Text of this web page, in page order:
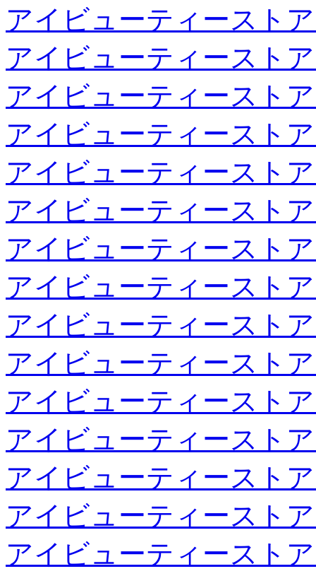
アイビューティースト
アイビューティースト
アイビューティースト
アイビューティースト
アイビューティースト
アイビューティースト
アイビューティースト
アイビューティースト
アイビューティースト
アイビューティースト
アイビューティースト
アイビューティースト
アイビューティースト
アイビューティースト
アイビューティースト